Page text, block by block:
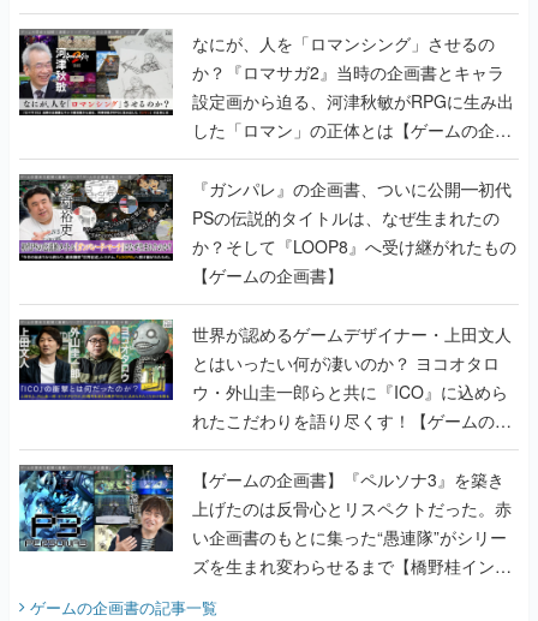
書】
なにが、人を「ロマンシング」させるの
か？『ロマサガ2』当時の企画書とキャラ
設定画から迫る、河津秋敏がRPGに生み出
した「ロマン」の正体とは【ゲームの企画
書】
『ガンパレ』の企画書、ついに公開━初代
PSの伝説的タイトルは、なぜ生まれたの
か？そして『LOOP8』へ受け継がれたもの
【ゲームの企画書】
世界が認めるゲームデザイナー・上田文人
とはいったい何が凄いのか？ ヨコオタロ
ウ・外山圭一郎らと共に『ICO』に込めら
れたこだわりを語り尽くす！【ゲームの企
画書】
【ゲームの企画書】『ペルソナ3』を築き
上げたのは反骨心とリスペクトだった。赤
い企画書のもとに集った“愚連隊”がシリー
ズを生まれ変わらせるまで【橋野桂インタ
ビュー】
ゲームの企画書の記事一覧